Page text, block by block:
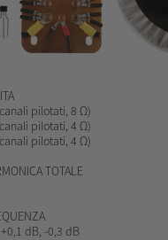
canali pilotati , 8 Ω)
canali pilotati , 4 Ω)
canali pilotati , 4 Ω)
TOTALE
dB, -0,3 dB